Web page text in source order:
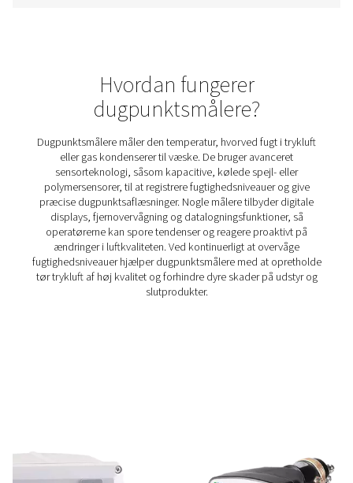
PDP Sens T20/T60/T100-serien sikrer præcis
trykluft- og gassystemer, hvilket hjælper med at
af høj kvalitet og forhindre systemineffektivitet. Med
responstider, langsigtet stabilitet og
højt tryk leverer den nøjagtige realtidsdata til kritiske